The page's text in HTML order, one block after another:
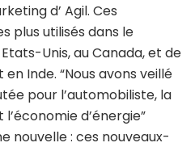
d’ Agil. Ces
plus utilisés dans le
Unis, au Canada, et de
Inde. “Nous avons veillé
pour l’automobiliste, la
d’énergie”
nouvelle : ces nouveaux-